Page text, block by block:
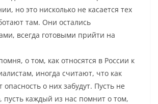
но это нисколько не касается тех
там. Они остались
всегда готовыми прийти на
о том, как относятся в России к
иногда считают, что как
опасность о них забудут. Пусть не
пусть каждый из нас помнит о том,